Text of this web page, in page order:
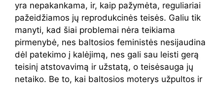
yra nepakankama, ir, kaip pažymėta, reguliariai
pažeidžiamos jų reprodukcinės teisės. Galiu tik
manyti, kad šiai problemai nėra teikiama
pirmenybė, nes baltosios feministės nesijaudina
dėl patekimo į kalėjimą, nes gali sau leisti gerą
teisinį atstovavimą ir užstatą, o teisėsauga jų
netaiko. Be to, kai baltosios moterys užpultos ir